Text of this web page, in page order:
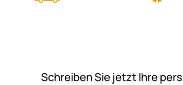
Schreiben Sie jetzt Ihre